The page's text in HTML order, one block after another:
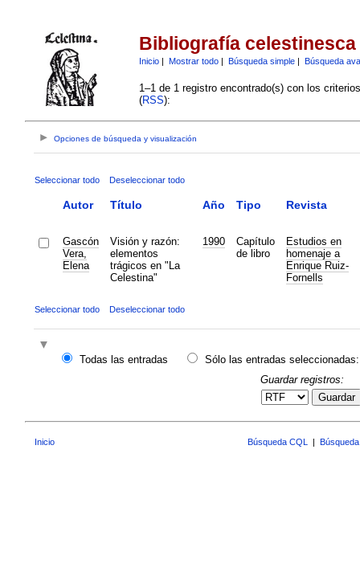
Bibliografía celestinesca
Inicio| Mostrar todo| Búsqueda simple| Búsqueda
1–1 de 1 registro encontrado(s) con los
(RSS):
Opciones de búsqueda y visualización
Seleccionar todo Deseleccionar todo
Autor Título Año Tipo Revista
Gascón
Vera,
Elena
Visión y razón:
elementos
trágicos en "La
Celestina"
1990
Capítulo
de libro
Estudios en
homenaje a
Enrique Ruiz-
Fornells
Seleccionar todo Deseleccionar todo
Todas las entradas
Sólo las entradas seleccionadas:
Guardar registros:
Guardar
Inicio Búsqueda CQL